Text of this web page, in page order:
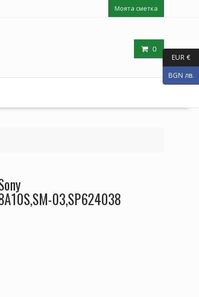
Моята сметка
0
03,SP624038
EUR €
BGN лв.